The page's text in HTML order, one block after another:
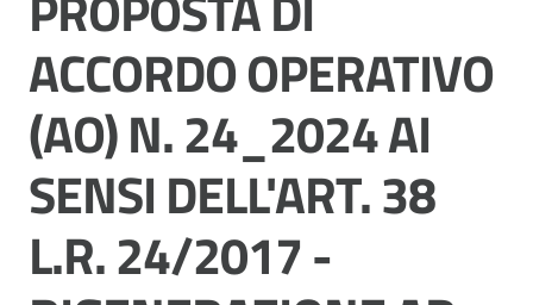
Modena
Argomenti
ACCORDO OPERATIVO
(AO) N. 24_2024 AI
SENSI DELL'ART. 38
L.R. 24/2017 -